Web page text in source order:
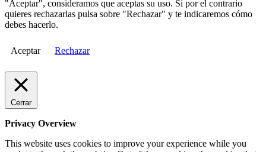
"Aceptar", consideramos que aceptas su uso. Si por el contrario
quieres rechazarlas pulsa sobre "Rechazar" y te indicaremos cómo
debes hacerlo.
Aceptar Rechazar
Cerrar
Privacy Overview
This website uses cookies to improve your experience while you